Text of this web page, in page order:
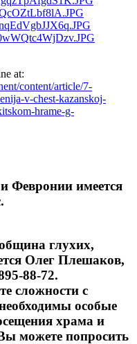
at:
content/article/7-
v-chest-kazanskoj-
hrame-g-
Февронии имеется
глухих,
Олег Плешаков,
88-72.
сложности с
особые
храма и
можете попросить